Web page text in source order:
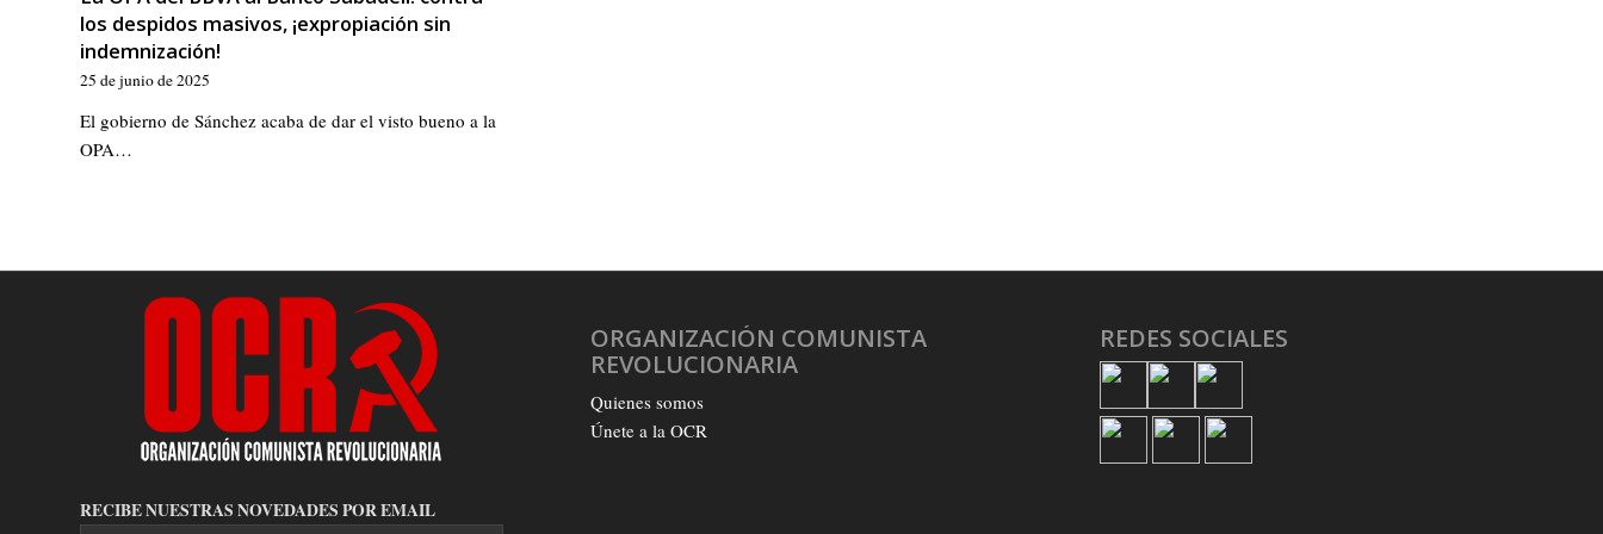
los despidos masivos, ¡expropiación sin
indemnización!
25 de junio de 2025
El gobierno de Sánchez acaba de dar el visto bueno a la
OPA…
RECIBE NUESTRAS NOVEDADES POR EMAIL
ORGANIZACIÓN COMUNISTA
REVOLUCIONARIA
Quienes somos
Únete a la OCR
REDES SOCIALES